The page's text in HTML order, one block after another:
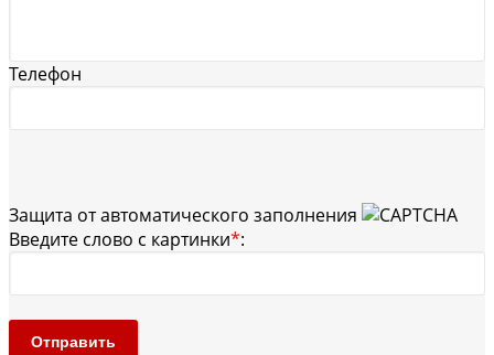
Телефон
Защита от автоматического заполнения
Введите слово с картинки*:
Отправить